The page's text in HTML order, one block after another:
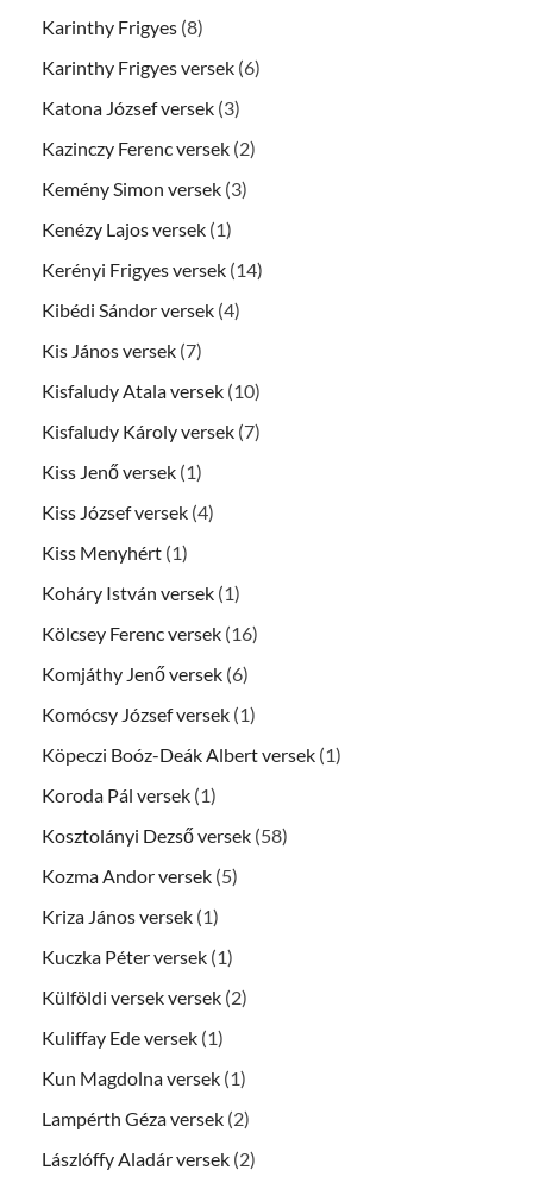
Karinthy Frigyes (8)
Karinthy Frigyes versek (6)
Katona József versek (3)
Kazinczy Ferenc versek (2)
Kemény Simon versek (3)
Kenézy Lajos versek (1)
Kerényi Frigyes versek (14)
Kibédi Sándor versek (4)
Kis János versek (7)
Kisfaludy Atala versek (10)
Kisfaludy Károly versek (7)
Kiss Jenő versek (1)
Kiss József versek (4)
Kiss Menyhért (1)
Koháry István versek (1)
Kölcsey Ferenc versek (16)
Komjáthy Jenő versek (6)
Komócsy József versek (1)
Köpeczi Boóz-Deák Albert versek (1)
Koroda Pál versek (1)
Kosztolányi Dezső versek (58)
Kozma Andor versek (5)
Kriza János versek (1)
Kuczka Péter versek (1)
Külföldi versek versek (2)
Kuliffay Ede versek (1)
Kun Magdolna versek (1)
Lampérth Géza versek (2)
Lászlóffy Aladár versek (2)